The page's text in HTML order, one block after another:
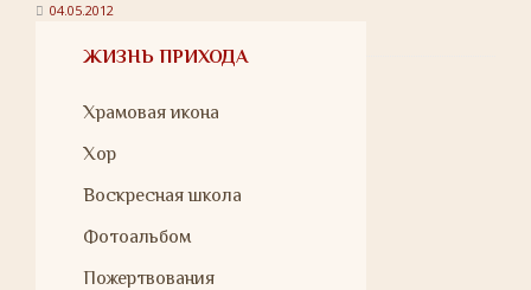
04.05.2012
ЖИЗНЬ ПРИХОДА
Храмовая икона
Хор
Воскресная школа
Фотоальбом
Пожертвования